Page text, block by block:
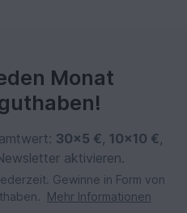
Monat
30×5 €, 10×10 €,
aktivieren.
Gewinne in Form von
Mehr Informationen